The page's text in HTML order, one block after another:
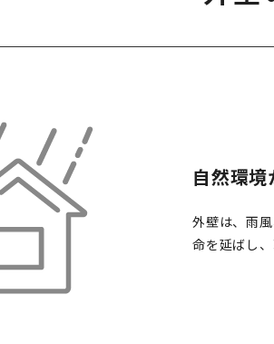
自然環
外壁は、雨
命を延ばし